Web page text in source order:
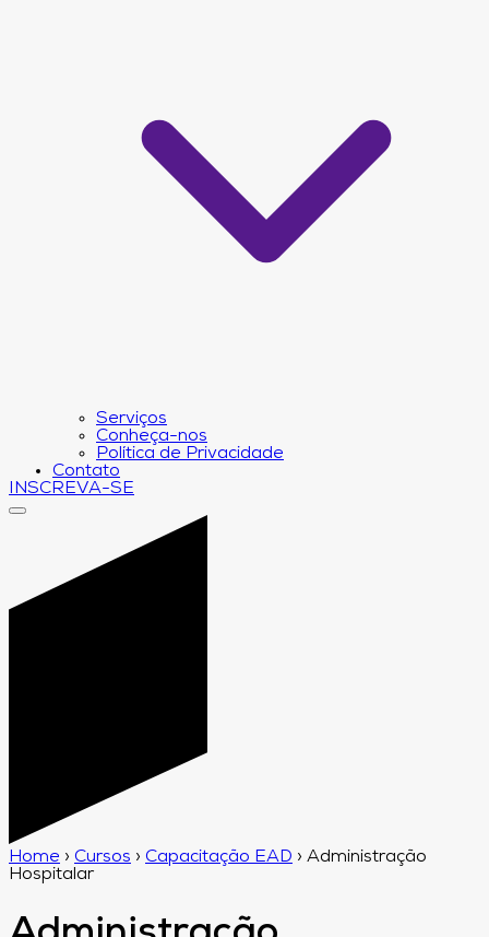
Serviços
Conheça-nos
Política de Privacidade
Contato
INSCREVA-SE
Home › Cursos › Capacitação EAD › Administração
Hospitalar